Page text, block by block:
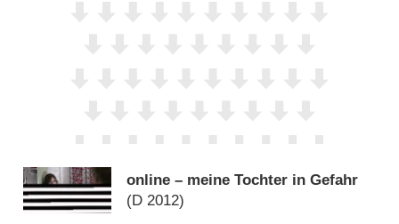
online – meine Tochter in Gefahr
(D 2012)